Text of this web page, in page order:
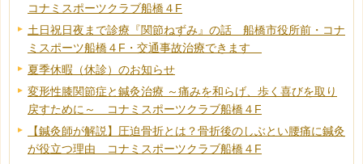
コナミスポーツクラブ船橋４F
土日祝日夜まで診療『関節ねずみ』の話 船橋市役所前・コナ
ミスポーツ船橋４F・交通事故治療できます
夏季休暇（休診）のお知らせ
変形性膝関節症と鍼灸治療 ～痛みを和らげ、歩く喜びを取り
戻すために～ コナミスポーツクラブ船橋４F
【鍼灸師が解説】圧迫骨折とは？骨折後のしぶとい腰痛に鍼灸
が役立つ理由 コナミスポーツクラブ船橋４F